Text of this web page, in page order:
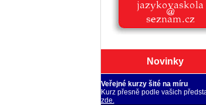
Novinky
Veřejné kurzy šité na míru
Kurz přesně podle vašich
zde.